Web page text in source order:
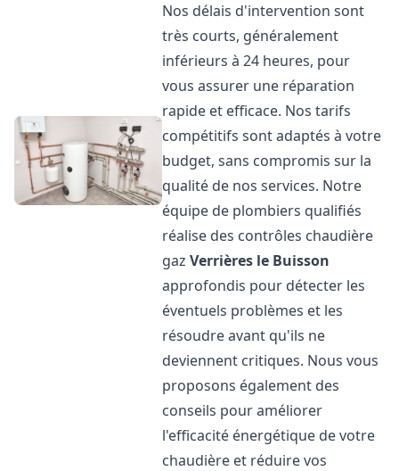
Nos délais d'intervention sont
très courts, généralement
inférieurs à 24 heures, pour
vous assurer une réparation
rapide et efficace. Nos tarifs
compétitifs sont adaptés à votre
budget, sans compromis sur la
qualité de nos services. Notre
équipe de plombiers qualifiés
réalise des contrôles chaudière
gazVerrières le Buisson
approfondis pour détecter les
éventuels problèmes et les
résoudre avant qu'ils ne
deviennent critiques. Nous vous
proposons également des
conseils pour améliorer
l'efficacité énergétique de votre
chaudière et réduire vos